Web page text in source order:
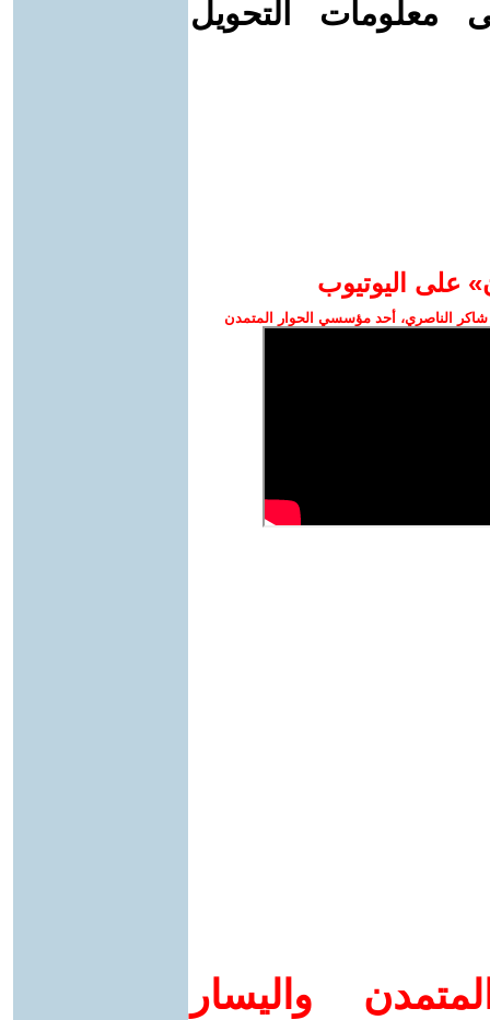
معلومات التحويل
على اليوتيوب
الناصري، أحد مؤسسي الحوار المتمدن
واليسار